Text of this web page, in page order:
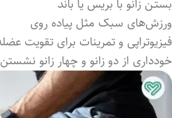
بستـن زانو با بریس یا باند
ورزش‌های سبک مثل پیاده روی
فیزیوتراپی و تمرینات برای تقویت
خودداری از دو زانو و چهار زانو نشستن